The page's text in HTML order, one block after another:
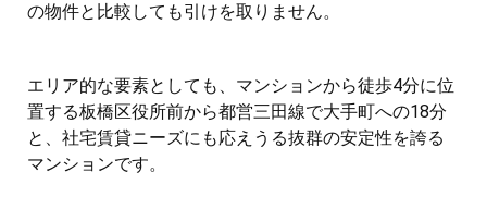
の物件と比較しても引けを取りません。
エリア的な要素としても、マンションから徒歩4分に位
置する板橋区役所前から都営三田線で大手町への18分
と、社宅賃貸ニーズにも応えうる抜群の安定性を誇る
マンションです。